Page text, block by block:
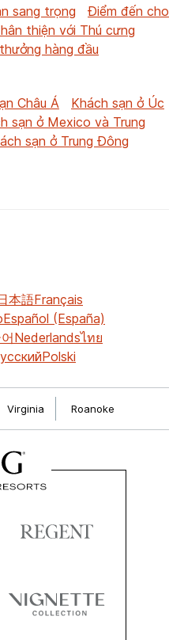
sang trọng
Điểm đến cho
thiện với Thú cưng
hàng đầu
Châu Á
Khách sạn ở Úc
sạn ở Mexico và Trung
sạn ở Trung Đông
本語Français
Español (España)
Nederlandsไทย
Polski
Virginia Roanoke